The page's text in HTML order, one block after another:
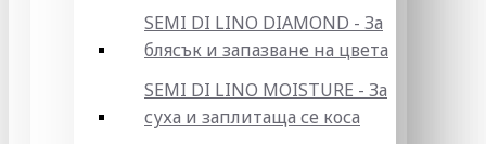
SEMI DI LINO DIAMOND - За
блясък и запазване на цвета
SEMI DI LINO MOISTURE - За
суха и заплитаща се коса